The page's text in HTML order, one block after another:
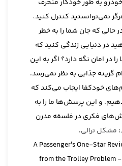
به طور خودکار منحرف
نمی‌توانستید کنترل کنید،
حالی که جان شما را به خطر
در دنیایی زندگی کنید که
در امان نگه دارد؟ اگر به این
جذابی به نظر نمی‌رسد.
خودکفا ایجاب می‌کند که
و این پرسش‌ها ما را به
فکری در فلسفه مدرن
مشکل ترالی.